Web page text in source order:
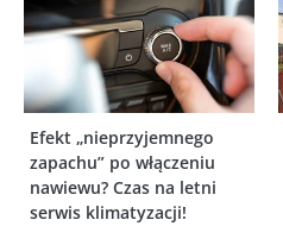
Efekt „nieprzyjemnego
zapachu” po włączeniu
nawiewu? Czas na letni
serwis klimatyzacji!